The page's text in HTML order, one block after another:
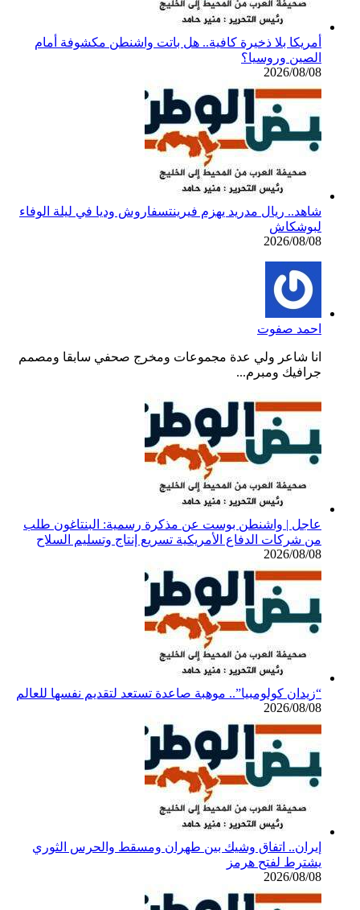
أمريكا بلا ذخيرة كافية.. هل باتت واشنطن مكشوفة أمام
الصين وروسيا؟
2026/08/08
شاهد.. ريال مدريد يهزم فيرينتسفاروش وديا في ليلة الوفاء
لبوشكاش
2026/08/08
احمد صفوت
انا شاعر ولي عدة مجموعات ومخرج صحفي سابقا ومصمم
جرافيك ومبرم...
عاجل | واشنطن بوست عن مذكرة رسمية: البنتاغون طلب
من شركات الدفاع الأمريكية تسريع إنتاج وتسليم السلاح
2026/08/08
“زيدان كولومبيا”.. موهبة صاعدة تستعد لتقديم نفسها للعالم
2026/08/08
إيران.. اتفاق وشيك بين طهران ومسقط والحرس الثوري
يشترط لفتح هرمز
2026/08/08